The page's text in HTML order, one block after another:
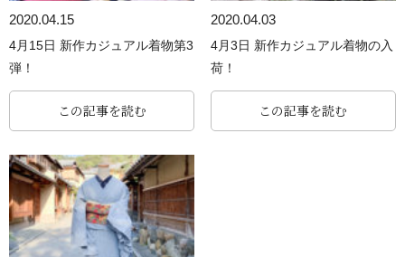
2020.04.15
4月15日 新作カジュアル着物第3
弾！
この記事を読む
2020.04.03
4月3日 新作カジュアル着物の入
荷！
この記事を読む